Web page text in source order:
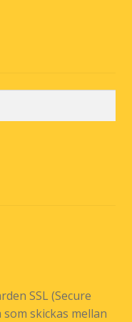
SSL (Secure
skickas mellan